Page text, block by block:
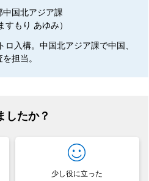
中国北アジア課
すもり あゆみ）
ロ入構。中国北アジア課で中国、
担当。
したか？
少し役に立った